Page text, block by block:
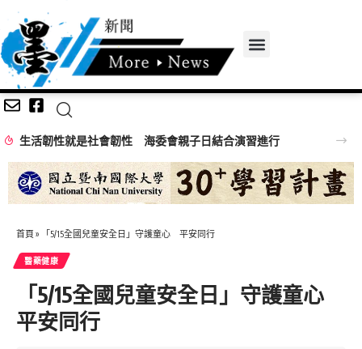
生活韌性就是社會韌性 海委會親子日結合演習進行
首頁 » 「5/15全國兒童安全日」守護童心 平安同行
醫藥健康
「5/15全國兒童安全日」守護童心
平安同行